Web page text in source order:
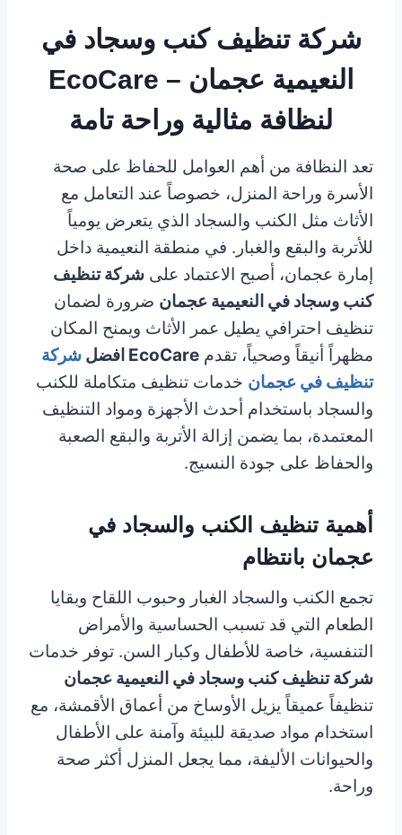
شركة تنظيف كنب وسجاد في
النعيمية عجمان – EcoCare
لنظافة مثالية وراحة تامة
تعد النظافة من أهم العوامل للحفاظ على صحة
الأسرة وراحة المنزل، خصوصاً عند التعامل مع
الأثاث مثل الكنب والسجاد الذي يتعرض يومياً
للأتربة والبقع والغبار. في منطقة النعيمية داخل
إمارة عجمان، أصبح الاعتماد على شركة تنظيف
كنب وسجاد في النعيمية عجمان ضرورة لضمان
تنظيف احترافي يطيل عمر الأثاث ويمنح المكان
مظهراً أنيقاً وصحياً، تقدم EcoCare افضل
شركة
تنظيف في عجمان خدمات تنظيف متكاملة للكنب
والسجاد باستخدام أحدث الأجهزة ومواد التنظيف
المعتمدة، بما يضمن إزالة الأتربة والبقع الصعبة
والحفاظ على جودة النسيج.
أهمية تنظيف الكنب والسجاد في
عجمان بانتظام
تجمع الكنب والسجاد الغبار وحبوب اللقاح وبقايا
الطعام التي قد تسبب الحساسية والأمراض
التنفسية، خاصة للأطفال وكبار السن. توفر خدمات
شركة تنظيف كنب وسجاد في النعيمية عجمان
تنظيفاً عميقاً يزيل الأوساخ من أعماق الأقمشة، مع
استخدام مواد صديقة للبيئة وآمنة على الأطفال
والحيوانات الأليفة، مما يجعل المنزل أكثر صحة
وراحة.